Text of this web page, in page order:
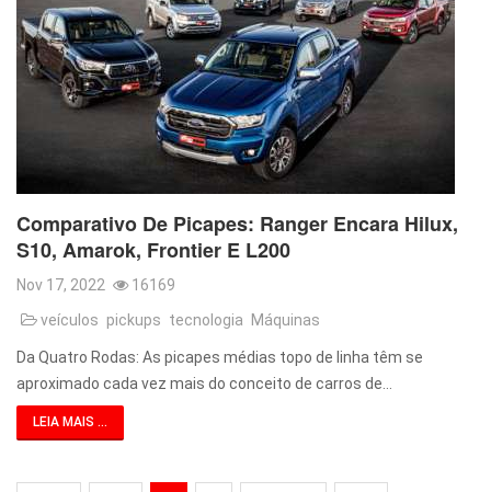
Comparativo De Picapes: Ranger Encara Hilux,
S10, Amarok, Frontier E L200
Nov 17, 2022
16169
veículos pickups tecnologia Máquinas
Da Quatro Rodas: As picapes médias topo de linha têm se
aproximado cada vez mais do conceito de carros de…
LEIA MAIS ...